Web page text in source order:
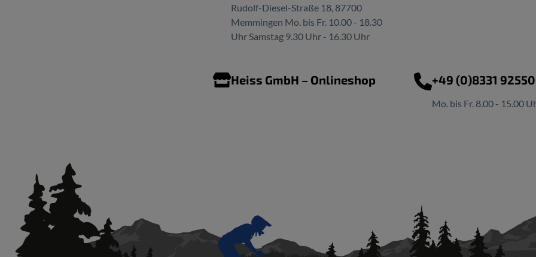
Rudolf-Diesel-Straße 18, 87700
Memmingen Mo. bis Fr. 10.00 - 18.30
Uhr Samstag 9.30 Uhr - 16.30 Uhr
Heiss GmbH – Onlineshop +49 (0)8331
Mo. bis Fr. 8.00 - 15.00